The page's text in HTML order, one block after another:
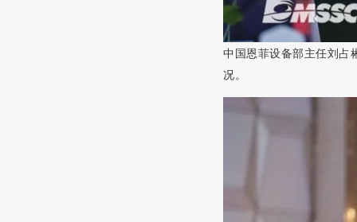
中国恩菲设备部主任刘占
况。